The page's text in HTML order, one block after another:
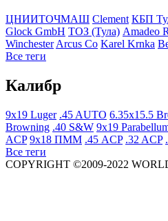
ЦНИИТОЧМАШ Clement КБП
Glock GmbH ТОЗ (Тула) Amadeo
Winchester Arcus Co Karel Krnka
Все теги
Калибр
9x19 Luger .45 AUTO 6.35x15.5
Browning .40 S&W 9x19
ACP 9x18 ПММ .45 ACP .32 ACP
Все теги
COPYRIGHT ©2009-2022